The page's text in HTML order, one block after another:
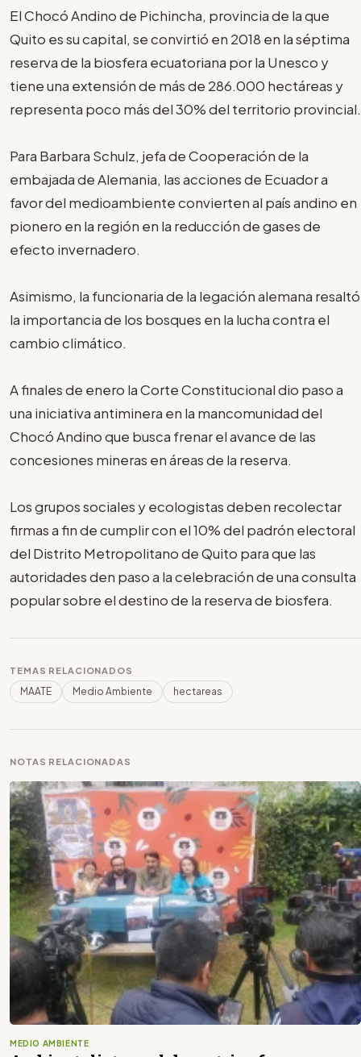
El Chocó Andino de Pichincha, provincia de la que
Quito es su capital, se convirtió en 2018 en la séptima
reserva de la biosfera ecuatoriana por la Unesco y
tiene una extensión de más de 286.000 hectáreas y
representa poco más del 30% del territorio provincial.
Para Barbara Schulz, jefa de Cooperación de la
embajada de Alemania, las acciones de Ecuador a
favor del medioambiente convierten al país andino en
pionero en la región en la reducción de gases de
efecto invernadero.
Asimismo, la funcionaria de la legación alemana resaltó
la importancia de los bosques en la lucha contra el
cambio climático.
A finales de enero la Corte Constitucional dio paso a
una iniciativa antiminera en la mancomunidad del
Chocó Andino que busca frenar el avance de las
concesiones mineras en áreas de la reserva.
Los grupos sociales y ecologistas deben recolectar
firmas a fin de cumplir con el 10% del padrón electoral
del Distrito Metropolitano de Quito para que las
autoridades den paso a la celebración de una consulta
popular sobre el destino de la reserva de biosfera.
TEMAS RELACIONADOS
MAATE Medio Ambiente hectareas
NOTAS RELACIONADAS
MEDIO AMBIENTE